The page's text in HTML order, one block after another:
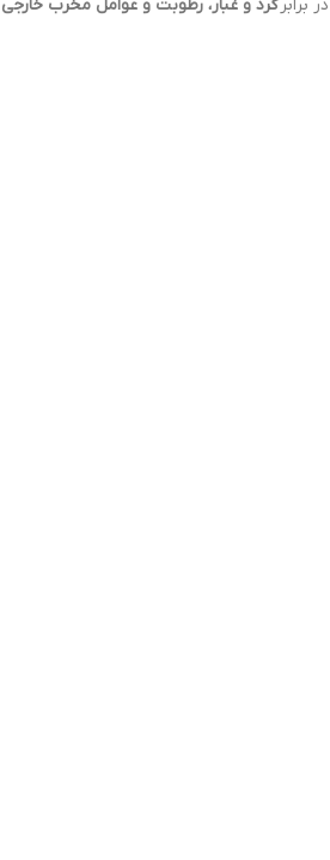
در برابرگرد و غبار، رطوبت و عوامل مخرب خارجی